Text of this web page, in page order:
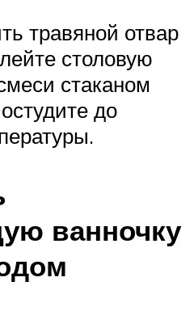
травяной отвар
столовую
стаканом
до
ванночку